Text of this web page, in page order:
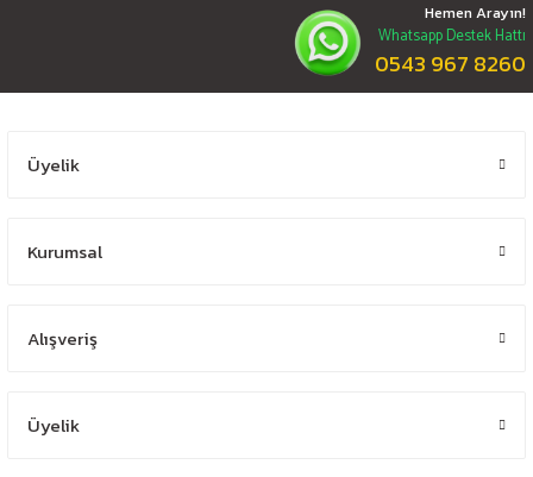
Hemen Arayın!
Whatsapp Destek Hattı
0543 967 8260
Üyelik
Kurumsal
Alışveriş
Üyelik